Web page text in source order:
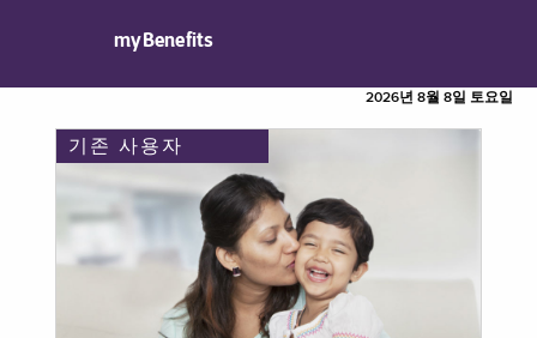
myBenefits
2026년 8월 8일 토요일
기존 사용자